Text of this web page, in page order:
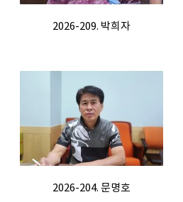
2026-209. 박희자
2026-204. 문명호